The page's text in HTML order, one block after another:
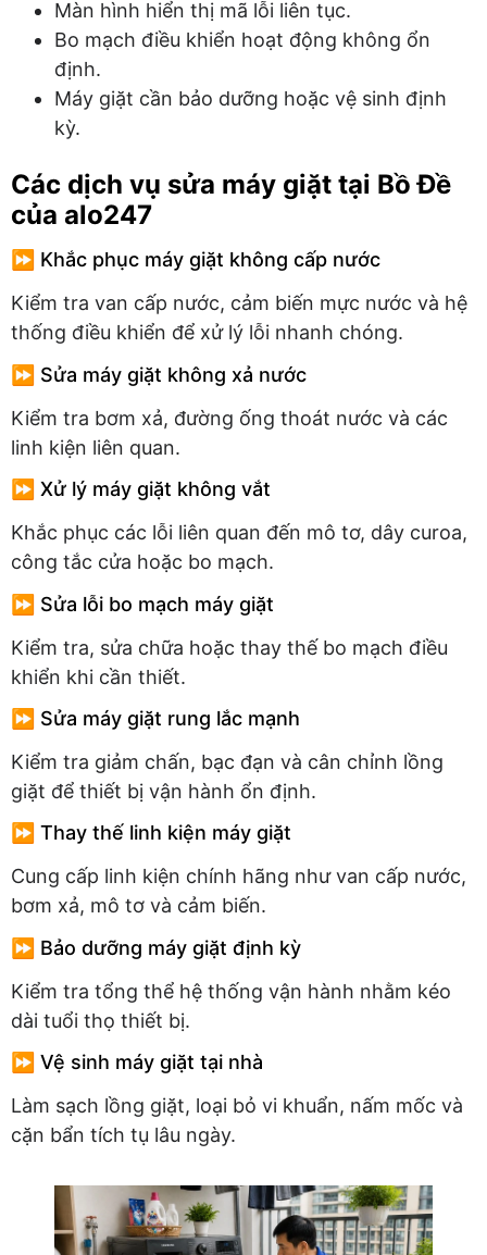
Màn hình hiển thị mã lỗi liên tục.
Bo mạch điều khiển hoạt động không ổn
định.
Máy giặt cần bảo dưỡng hoặc vệ sinh định
kỳ.
Các dịch vụ sửa máy giặt tại Bồ Đề
của alo247
⏩ Khắc phục máy giặt không cấp nước
Kiểm tra van cấp nước, cảm biến mực nước và hệ
thống điều khiển để xử lý lỗi nhanh chóng.
⏩ Sửa máy giặt không xả nước
Kiểm tra bơm xả, đường ống thoát nước và các
linh kiện liên quan.
⏩ Xử lý máy giặt không vắt
Khắc phục các lỗi liên quan đến mô tơ, dây curoa,
công tắc cửa hoặc bo mạch.
⏩ Sửa lỗi bo mạch máy giặt
Kiểm tra, sửa chữa hoặc thay thế bo mạch điều
khiển khi cần thiết.
⏩ Sửa máy giặt rung lắc mạnh
Kiểm tra giảm chấn, bạc đạn và cân chỉnh lồng
giặt để thiết bị vận hành ổn định.
⏩ Thay thế linh kiện máy giặt
Cung cấp linh kiện chính hãng như van cấp nước,
bơm xả, mô tơ và cảm biến.
⏩ Bảo dưỡng máy giặt định kỳ
Kiểm tra tổng thể hệ thống vận hành nhằm kéo
dài tuổi thọ thiết bị.
⏩ Vệ sinh máy giặt tại nhà
Làm sạch lồng giặt, loại bỏ vi khuẩn, nấm mốc và
cặn bẩn tích tụ lâu ngày.